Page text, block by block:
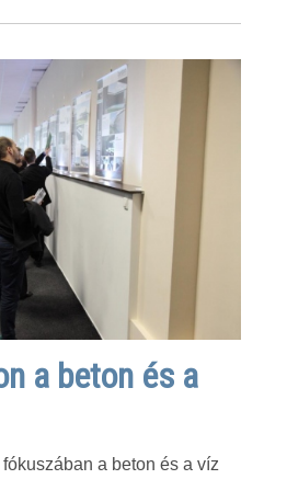
a beton és a
a beton és a víz